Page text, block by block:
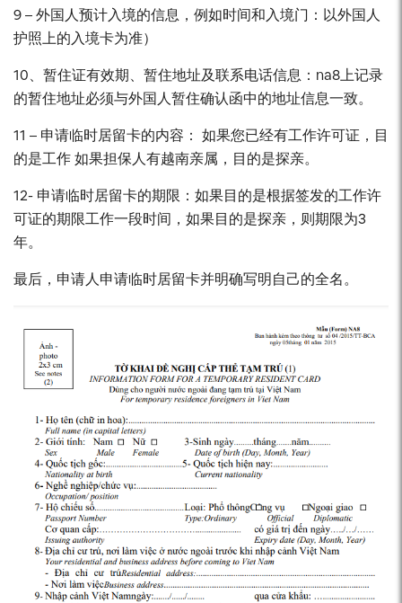
9 – 外国人预计入境的信息，例如时间和入境门：以外国人
护照上的入境卡为准）
10、暂住证有效期、暂住地址及联系电话信息：na8上记录
的暂住地址必须与外国人暂住确认函中的地址信息一致。
11 – 申请临时居留卡的内容： 如果您已经有工作许可证，目
的是工作 如果担保人有越南亲属，目的是探亲。
12- 申请临时居留卡的期限：如果目的是根据签发的工作许
可证的期限工作一段时间，如果目的是探亲，则期限为3
年。
最后，申请人申请临时居留卡并明确写明自己的全名。